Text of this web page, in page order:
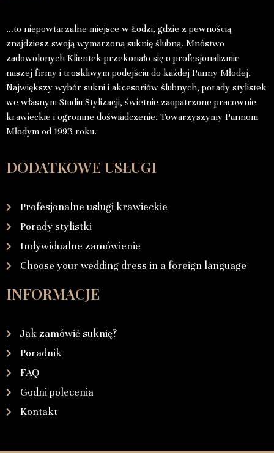
…to niepowtarzalne miejsce w Łodzi, gdzie z pewnością
znajdziesz swoją wymarzoną suknię ślubną. Mnóstwo
zadowolonych Klientek przekonało się o profesjonalizmie
naszej firmy i troskliwym podejściu do każdej Panny Młodej.
Największy wybór sukni i akcesoriów ślubnych, porady stylistek
we własnym Studiu Stylizacji, świetnie zaopatrzone pracownie
krawieckie i ogromne doświadczenie. Towarzyszymy Pannom
Młodym od 1993 roku.
DODATKOWE USŁUGI
Profesjonalne usługi krawieckie
Porady stylistki
Indywidualne zamówienie
Choose your wedding dress in a foreign language
INFORMACJE
Jak zamówić suknię?
Poradnik
FAQ
Godni polecenia
Kontakt